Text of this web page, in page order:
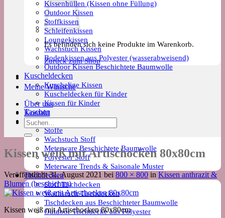
Kissenhüllen (Kissen ohne Füllung)
Outdoor Kissen
Stoffkissen
Schleifenkissen
Loungekissen
Wachstuch Kissen
Bodenkissen aus Polyester (wasserabweisend)
Outdoor Kissen Beschichtete Baumwolle
Kuscheldecken
Kuschelige Kissen
Kuscheldecken für Kinder
Kissen für Kinder
Taschen
Meterware
Stoffe
Wachstuch Stoff
Meterware Beschichtete Baumwolle
Polyester Stoff
Meterware Trends & Saisonale Muster
Tischdecken
Stoff Tischdecken
Wachstuch Tischdecken
Tischdecken aus Beschichteter Baumwolle
Outdoor Tischdecke aus Polyester
Es befinden sich keine Produkte im Warenkorb.
Zurück zum Shop
Meine Wünsche
Über uns
Kontakt
Suchen
nach:
Kissen weiß mit Artischocken 80x80cm
Veröffentlicht31. August 2021 bei 800 × 800 in Kissen anthrazit &
Blumen (beschichtet)
Kissen weiß mit Artischocken 80x80cm